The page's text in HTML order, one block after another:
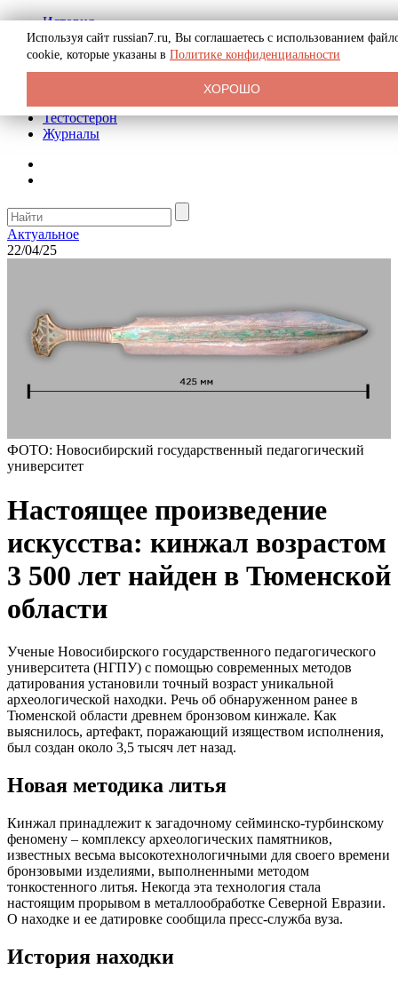
История
Биография
Криминал
Реклама на сайте
Тестостерон
Журналы
Актуальное
22/04/25
ФОТО: Новосибирский государственный педагогический
университет
Настоящее произведение
искусства: кинжал возрастом
3 500 лет найден в Тюменской
области
Ученые Новосибирского государственного педагогического
университета (НГПУ) с помощью современных методов
датирования установили точный возраст уникальной
археологической находки. Речь об обнаруженном ранее в
Тюменской области древнем бронзовом кинжале. Как
выяснилось, артефакт, поражающий изяществом исполнения,
был создан около 3,5 тысяч лет назад.
Новая методика литья
Кинжал принадлежит к загадочному сейминско-турбинскому
феномену – комплексу археологических памятников,
известных весьма высокотехнологичными для своего времени
бронзовыми изделиями, выполненными методом
тонкостенного литья. Некогда эта технология стала
настоящим прорывом в металлообработке Северной Евразии.
О находке и ее датировке сообщила пресс-служба вуза.
История находки
Используя сайт russian7.ru, Вы соглашаетесь с использованием
cookie, которые указаны в Политике конфиденциальности
ХОРОШО